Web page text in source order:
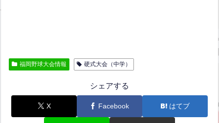
福岡野球大会情報 硬式大会（中学）
シェアする
X Facebook はてブ